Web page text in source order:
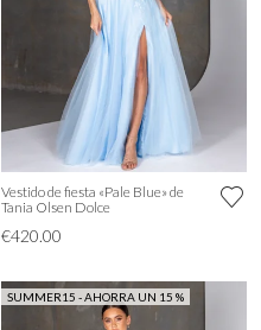
Vestido de fiesta «Pale Blue» de
Tania Olsen Dolce
€420.00
SUMMER15 - AHORRA UN 15 %